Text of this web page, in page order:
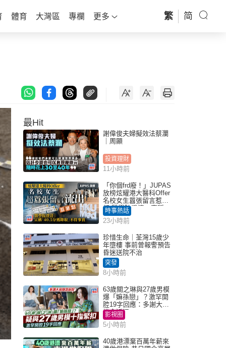
體育 大灣區 專欄 更多 繁 简
最Hit
謝偉俊夫婦擬效法蔡瀾
｜周顯
投資理財
11小時前
「你個frd廢！」JUPAS
放榜炫耀港大醫科Offer
名校女生囂張留言惹眾
怒 醫學院澄清：宣稱
「40.5分獲錄取」不符事
實｜Juicy叮
時事熱話
23小時前
珍惜生命｜荃灣15歲少
年墮樓 事前曾報警預告
昏迷送院不治
突發
8小時前
63歲關之琳與27歲男模
爆「嫲孫戀」？激罕開
腔19字回應：多謝大家
掛念近況
影視圈
5小時前
40歲港漂棄百萬年薪來